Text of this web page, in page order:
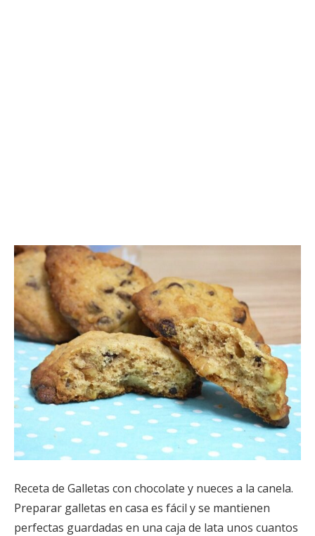
Receta de Galletas con chocolate y nueces a la canela.
Preparar galletas en casa es fácil y se mantienen
perfectas guardadas en una caja de lata unos cuantos